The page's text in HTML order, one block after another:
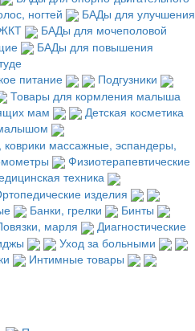
ногтей
БАДы для улучшения
БАДы для мочеполовой
БАДы для повышения
питание
Подгузники
Товары для кормления малыша
мам
Детская косметика
массажные, эспандеры,
Физиотерапевтические
техника
изделия
Банки, грелки
Бинты
марля
Диагностические
Уход за больными
Интимные товары